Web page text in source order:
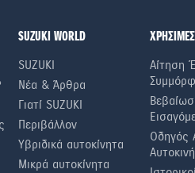
SUZUKI WORLD
SUZUKI
Νέα & Άρθρα
Γιατί SUZUKI
Περιβάλλον
Υβριδικά αυτοκίνητα
Μικρά αυτοκίνητα
Αίτηση
Οδηγός